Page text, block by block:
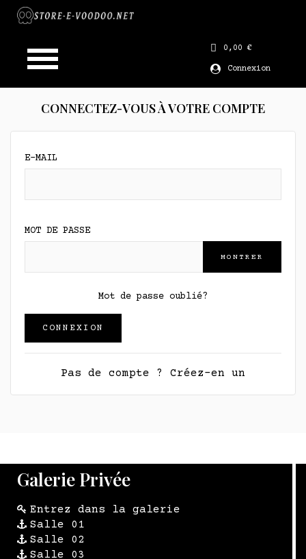
0,00 €
Connexion
CONNECTEZ-VOUS À VOTRE COMPTE
E-MAIL
MOT DE PASSE
MONTRER
Mot de passe oublié?
CONNEXION
Pas de compte ? Créez-en un
Galerie Privée
Entrez dans la galerie
Salle 01
Salle 02
Salle 03